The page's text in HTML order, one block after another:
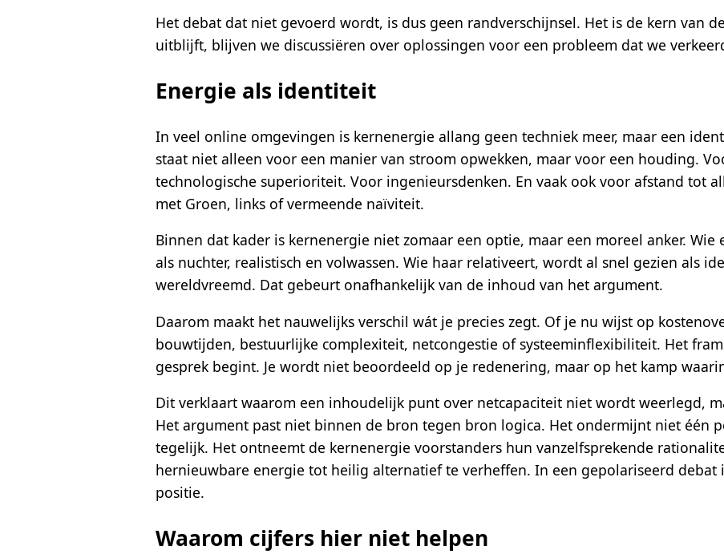
Het debat dat niet gevoerd wordt, is dus geen randverschijnsel. Het is de kern van
uitblijft, blijven we discussiëren over oplossingen voor een probleem dat we
Energie als identiteit
In veel online omgevingen is kernenergie allang geen techniek meer, maar een
staat niet alleen voor een manier van stroom opwekken, maar voor een houding.
technologische superioriteit. Voor ingenieursdenken. En vaak ook voor afstand tot
met Groen, links of vermeende naïviteit.
Binnen dat kader is kernenergie niet zomaar een optie, maar een moreel anker.
als nuchter, realistisch en volwassen. Wie haar relativeert, wordt al snel gezien als
wereldvreemd. Dat gebeurt onafhankelijk van de inhoud van het argument.
Daarom maakt het nauwelijks verschil wát je precies zegt. Of je nu wijst op
bouwtijden, bestuurlijke complexiteit, netcongestie of systeeminflexibiliteit. Het
gesprek begint. Je wordt niet beoordeeld op je redenering, maar op het kamp
Dit verklaart waarom een inhoudelijk punt over netcapaciteit niet wordt weerlegd,
Het argument past niet binnen de bron tegen bron logica. Het ondermijnt niet één
tegelijk. Het ontneemt de kernenergie voorstanders hun vanzelfsprekende
hernieuwbare energie tot heilig alternatief te verheffen. In een gepolariseerd debat
positie.
Waarom cijfers hier niet helpen